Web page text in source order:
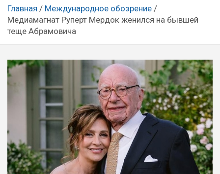
Главная
Международное обозрение
Медиамагнат Руперт Мердок женился на бывшей
теще Абрамовича